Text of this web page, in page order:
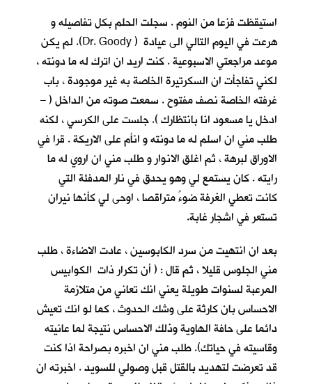
استيقظت فزعا من النوم . سجلت الحلم بكل تفاصيله و
هرعت في اليوم التالي الى عيادة ( Dr. Goody). لم يكن
موعد مراجعتي الاسبوعية . كنت اريد ان اترك له ما دونته ،
لكني تفاجأت ان السكرتيرة الخاصة به غير موجودة ، باب
غرفته الخاصة نصف مفتوح . سمعت صوته من الداخل ( –
ادخل يا مسعود انا بانتظارك ). جلست على الكرسي ، لكنه
طلب مني ان اسلم له ما دونته و انأم على الاريكة . قرا في
الاوراق لبرهة ، ثم اغلق الانوار و طلب مني ان اروي له ما
رايته . كان يستمع لي وهو يحدق في نار المدفئة التي
كانت تعطي الغرفة ضوءً متراقصا ، اوحى لي كأنها نيران
تستعر في اشجار غابة.
بعد ان انتهيت من سرد الكابوسين ، عادت الاضاءة ، طلب
مني الجلوس قليلا ، ثم قال : ( أن تكرار ذات الكوابيس
المرعبة لسنوات طويلة يعني انك تعاني من متلازمة
الاحساس بان كارثة على وشك الحدوث ، كما لو انك تعيش
دائما على حافة الهاوية وذلك الاحساس نتيجة لما عانيته
وقاسيته في حياتك). طلب مني ان اخبره بصراحة اذا كنت
قد تعرضت لتهديد بالقتل قبل وصولي للسويد . اخبرته ان